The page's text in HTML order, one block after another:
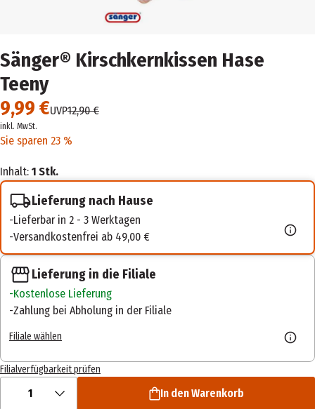
Sänger® Kirschkernkissen Hase
Teeny
9,99 €UVP12,90 €
inkl. MwSt.
Sie sparen 23 %
Inhalt: 1 Stk.
Lieferung nach Hause
Lieferbar in 2 - 3 Werktagen
Versandkostenfrei ab 49,00 €
Lieferung in die Filiale
Kostenlose Lieferung
Zahlung bei Abholung in der Filiale
Filiale wählen
Filialverfügbarkeit prüfen
1 In den Warenkorb